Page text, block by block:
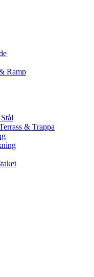
Ramp
& Trappa